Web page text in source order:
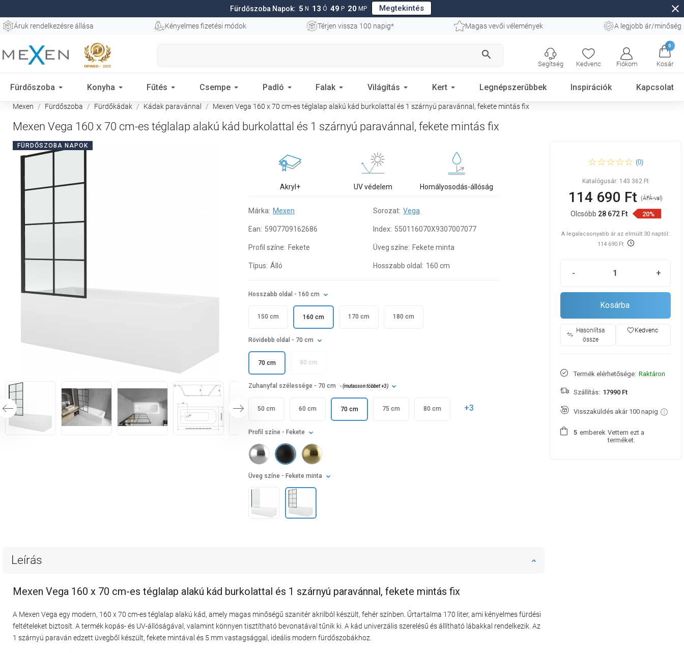
Fürdőszoba Napok: 5 N 13 Ó 49 P 19 MP Megtekintés close
Áruk rendelkezésre állása Kényelmes fizetési módok Térjen vissza 100 napig* Magas vevői vélemények A legjobb ár/minőség
search
Kedvenc Fiókom
0
Kosár
Segítség
Fürdőszoba Konyha Fűtés Csempe Padló Falak Világítás Kert Legnépszerűbbek Inspirációk Kapcsolat
Mexen Fürdőszoba Fürdőkádak Kádak paravánnal Mexen Vega 160 x 70 cm-es téglalap alakú kád burkolattal és 1 szárnyú paravánnal, fekete mintás fix
Mexen Vega 160 x 70 cm-es téglalap alakú kád burkolattal és 1 szárnyú paravánnal, fekete mintás fix
FÜRDŐSZOBA NAPOK
Akryl+ UV védelem Homályosodás-állóság
Márka: Mexen Sorozat: Vega
Ean: 5907709162686 Index: 550116070X9307007077
Profil színe: Fekete Üveg színe: Fekete minta
Típus: Álló Hosszabb oldal: 160 cm
Hosszabb oldal - 160 cm
150 cm 160 cm 170 cm 180 cm
Rövidebb oldal - 70 cm
70 cm 80 cm
Üveg színe - Fekete minta
Profil színe - Fekete
Zuhanyfal szélessége - 70 cm - (mutasson többet+3)
50 cm 60 cm 70 cm 75 cm 80 cm +3
Leírás
Mexen Vega 160 x 70 cm-es téglalap alakú kád burkolattal és 1 szárnyú paravánnal, fekete mintás fix
A Mexen Vega egy modern, 160 x 70 cm-es téglalap alakú kád, amely magas minőségű szanitér akrilból készült, fehér színben. Űrtartalma 170 liter, ami kényelmes fürdési
feltételeket biztosít. A termék kopás- és UV-állóságával, valamint könnyen tisztítható bevonatával tűnik ki. A kád univerzális szerelésű és állítható lábakkal rendelkezik. Az
1 szárnyú paraván edzett üvegből készült, fekete mintával és 5 mm vastagsággal, ideális modern fürdőszobákhoz.
téglalap alakú kád burkolattal
fekete mintás fix
(0)
Katalógusár: 143 362 Ft
114 690 Ft(ÁFÁ-val)
Olcsóbb 28 672 Ft 20%
A legalacsonyabb ár az elmúlt 30 naptól:
114 690 Ft
- +
Kosárba
Hasonlítsa
össze
favorite_borderKedvenc
Termék elérhetősége: Raktáron
Szállítás: 17990 Ft
Visszaküldés akár 100 napig
5 emberek Vettem ezt a
terméket.